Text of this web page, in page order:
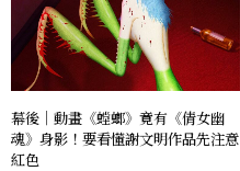
幕後｜動畫《螳螂》竟有《倩女幽
魂》身影！要看懂謝文明作品先注意
紅色